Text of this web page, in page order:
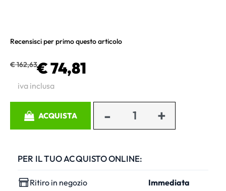
Recensisci per primo questo articolo
€ 162,63€ 74,81
iva inclusa
ACQUISTA
PER IL TUO ACQUISTO ONLINE:
Ritiro in negozio
Immediata